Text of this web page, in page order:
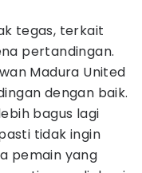
tegas, terkait
pertandingan.
Madura United
dengan baik.
bagus lagi
tidak ingin
pemain yang